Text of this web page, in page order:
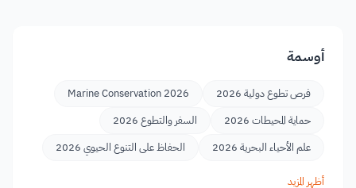
أوسمة
فرص تطوع دولية 2026
Marine Conservation 2026
حماية المحيطات 2026
السفر والتطوع 2026
علم الأحياء البحرية 2026
الحفاظ على التنوع الحيوي 2026
أظهر المزيد